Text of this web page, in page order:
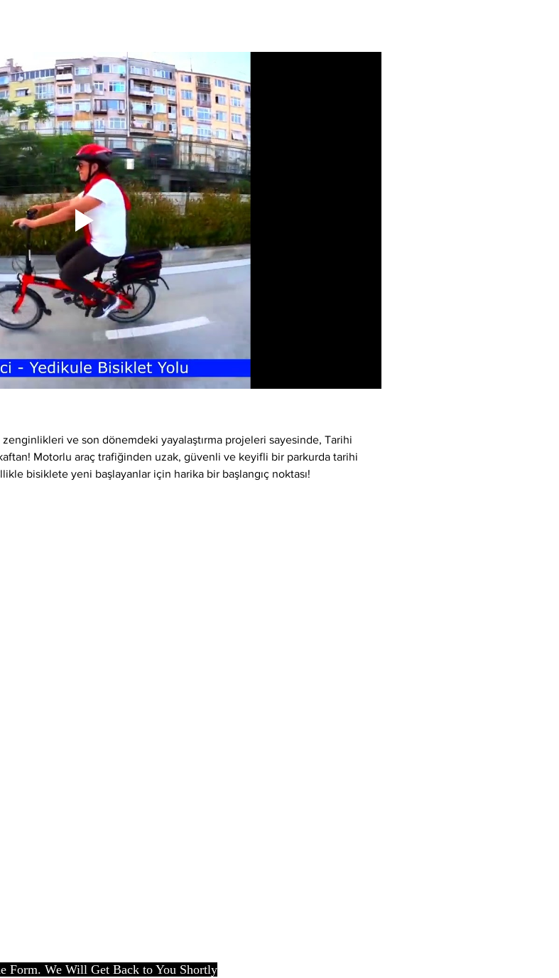
ve son dönemdeki yayalaştırma projeleri sayesinde, Tarihi
Motorlu araç trafiğinden uzak, güvenli ve keyifli bir parkurda tarihi
bisiklete yeni başlayanlar için harika bir başlangıç noktası!
Form. We Will Get Back to You Shortly